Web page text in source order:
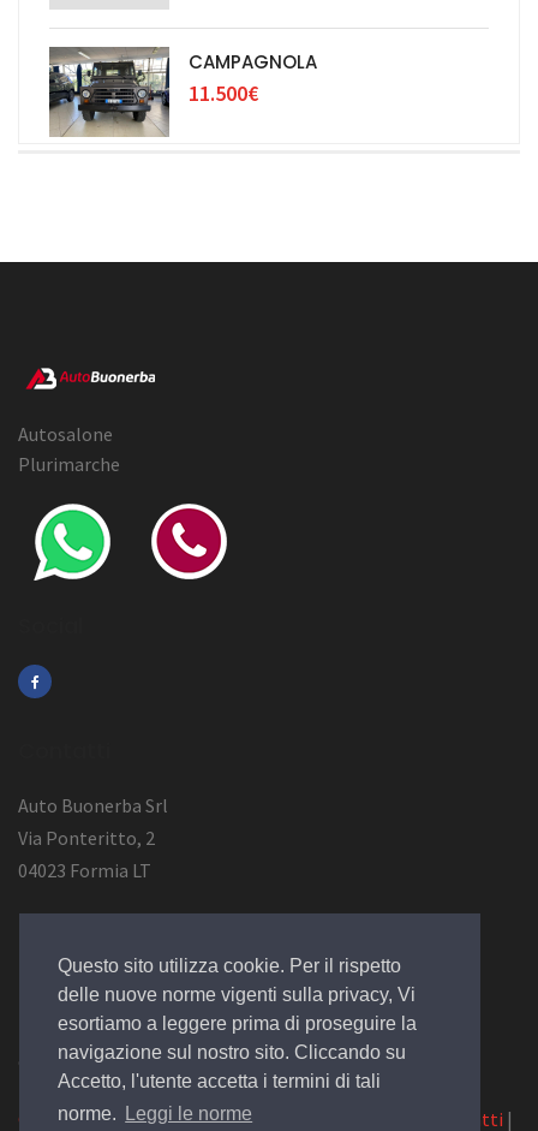
Questo sito utilizza cookie. Per il rispetto
delle nuove norme vigenti sulla privacy, Vi
esortiamo a leggere prima di proseguire la
navigazione sul nostro sito. Cliccando su
Accetto, l'utente accetta i termini di tali
norme.
Leggi le norme
CAMPAGNOLA
11.500€
Autosalone
Plurimarche
Auto Buonerba Srl
Via Ponteritto, 2
04023 Formia LT
P.Iva 01473730594
© 2019 Design byEGSoft
Cookie|Privacy Law|Azienda Contatti |